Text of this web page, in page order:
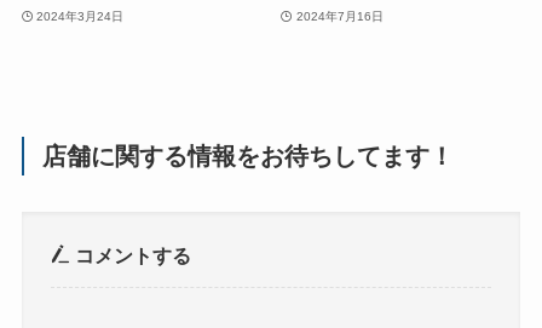
2024年3月24日 2024年7月16日
店舗に関する情報をお待ちしてます！
コメントする